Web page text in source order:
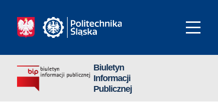
Biuletyn
Informacji
Publicznej